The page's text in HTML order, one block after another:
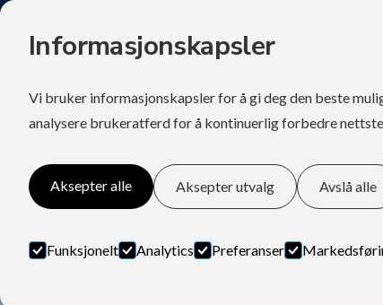
Informasjonskapsler
Vi bruker informasjonskapsler for å gi deg den beste
analysere brukeratferd for å kontinuerlig forbedre
Aksepter alle Aksepter utvalg Avslå alle
Funksjonelt Analytics Preferanser
HJEM VÅRE MERKER
Oppblåsbar redningsvest 165N - Oppblåsbar
165N - Oppblåsbar